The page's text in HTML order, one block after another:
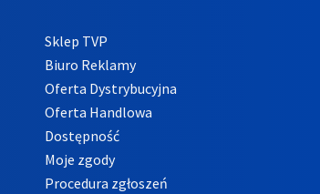
Sklep TVP
Biuro Reklamy
Oferta Dystrybucyjna
Oferta Handlowa
Dostępność
Moje zgody
Procedura zgłoszeń